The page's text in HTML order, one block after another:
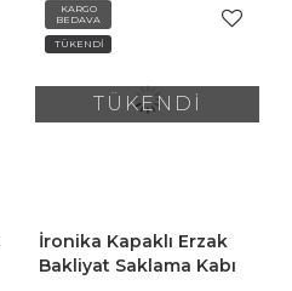
KARGO
BEDAVA
TÜKENDİ
TÜKENDİ
İronika Kapaklı Erzak
Bakliyat Saklama Kabı